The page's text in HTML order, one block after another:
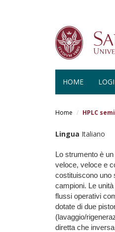
HOME
Home HPLC
Lingua Italiano
Lo strumento è
veloce, veloce e
costituiscono uno
campioni. Le
flussi operativi
dotate di due
(lavaggio/
diretta che